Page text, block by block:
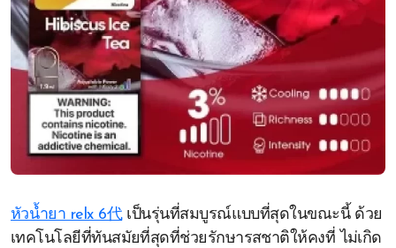
หัวน้ำยา relx 6代เป็นรุ่นที่สมบูรณ์แบบที่สุดในขณะนี้ ด้วย
เทคโนโลยีที่ทันสมัยที่สุดที่ช่วยรักษารสชาติให้คงที่ ไม่เกิด